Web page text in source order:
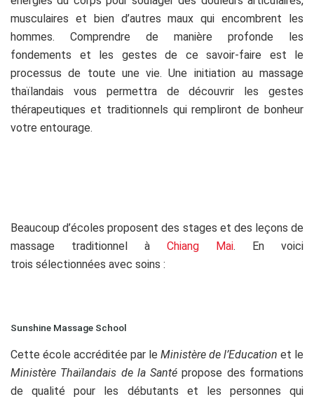
musculaires et bien d’autres maux qui encombrent les
hommes. Comprendre de manière profonde les
fondements et les gestes de ce savoir-faire est le
processus de toute une vie. Une initiation au massage
thaïlandais vous permettra de découvrir les gestes
thérapeutiques et traditionnels qui rempliront de bonheur
votre entourage.
Beaucoup d’écoles proposent des stages et des leçons de
massage traditionnel à Chiang Mai. En voici
trois sélectionnées avec soins :
Sunshine Massage School
Cette école accréditée par le Ministère de l’Education et le
Ministère Thaïlandais de la Santé propose des formations
de qualité pour les débutants et les personnes qui